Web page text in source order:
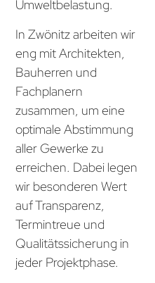
Umweltbelastung.
In Zwönitz arbeiten wir
eng mit Architekten,
Bauherren und
Fachplanern
zusammen, um eine
optimale Abstimmung
aller Gewerke zu
erreichen. Dabei legen
wir besonderen Wert
auf Transparenz,
Termintreue und
Qualitätssicherung in
jeder Projektphase.